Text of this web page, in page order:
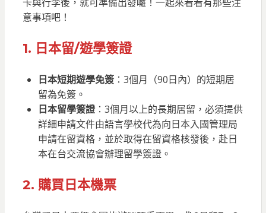
意事項吧！
1. 日本留/遊學簽證
日本短期遊學免簽：3個月（90日內）的短期居
留為免簽。
日本留學簽證：3個月以上的長期居留，必須提供
詳細申請文件由語言學校代為向日本入國管理局
申請在留資格，並於取得在留資格核發後，赴日
本在台交流協會辦理留學簽證。
2. 購買日本機票